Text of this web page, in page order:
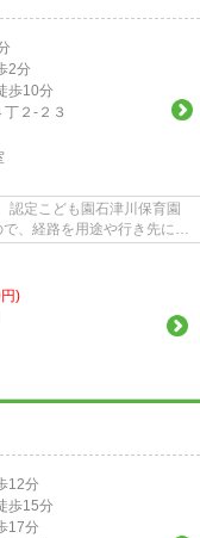
2分
歩10分
丁２-２３
認定こども園石津川保育園
、経路を用途や行き先によ
)
12分
歩15分
17分